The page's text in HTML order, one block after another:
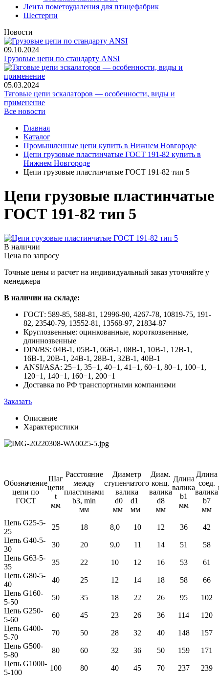
Лента пометоудаления для птицефабрик
Шестерни
Новости
09.10.2024
Грузовые цепи по стандарту ANSI
05.03.2024
Тяговые цепи эскалаторов — особенности, виды и
применение
Все новости
Главная
Каталог
Промышленные цепи купить в Нижнем Новгороде
Цепи грузовые пластинчатые ГОСТ 191-82 купить в
Нижнем Новгороде
Цепи грузовые пластинчатые ГОСТ 191-82 тип 5
Цепи грузовые пластинчатые
ГОСТ 191-82 тип 5
В наличии
Цена по запросу
Точные цены и расчет на индивидуальный заказ уточняйте у
менеджера
В наличии на складе:
ГОСТ: 589-85, 588-81, 12996-90, 4267-78, 10819-75, 191-
82, 23540-79, 13552-81, 13568-97, 21834-87
Круглозвенные: оцинкованные, короткозвенные,
длиннозвенные
DIN/BS: 04В-1, 05В-1, 06В-1, 08В-1, 10В-1, 12В-1,
16В-1, 20В-1, 24В-1, 28В-1, 32В-1, 40В-1
ANSI/ASA: 25−1, 35−1, 40−1, 41−1, 60−1, 80−1, 100−1,
120−1, 140−1, 160−1, 200−1
Доставка по РФ транспортными компаниями
Заказать
Описание
Характеристики
Обозначение
цепи по
ГОСТ
Шаг
цепи
t
мм
Расстояние
между
пластинами
b3, min
мм
Диаметр
ступенчатого
валика
d0 d1
мм мм
Диам.
конц.
валика
d8
мм
Длина
валика
b1
мм
Длина
соед.
валика
b7
мм
Цепь G25-5-
25
25 18 8,0 10 12 36
42
Цепь G40-5-
30
30 20 9,0 11 14 51
58
Цепь G63-5-
35
35 22 10 12 16 53
61
Цепь G80-5-
40
40 25 12 14 18 58
66
Цепь G160-
5-50
50 35 18 22 26 95
102
Цепь G250-
5-60
60 45 23 26 36 114
120
Цепь G400-
5-70
70 50 28 32 40 148
157
Цепь G500-
5-80
80 60 32 36 50 159
171
Цепь G1000-
5-100
100 80 40 45 70 237 239